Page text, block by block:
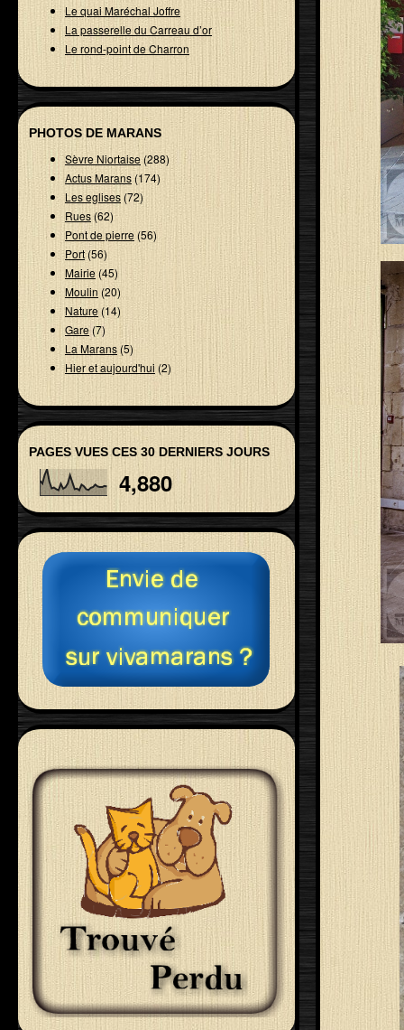
Le quai Maréchal Joffre
La passerelle du Carreau d’or
Le rond-point de Charron
PHOTOS DE MARANS
Sèvre Niortaise(288)
Actus Marans (174)
Les eglises(72)
Rues(62)
Pont de pierre(56)
Port(56)
Mairie(45)
Moulin(20)
Nature(14)
Gare (7)
La Marans(5)
Hier et aujourd'hui (2)
PAGES VUES CES 30 DERNIERS JOURS
4,880